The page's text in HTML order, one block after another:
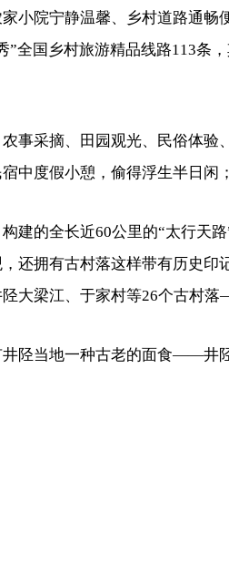
小院宁静温馨、乡村道路通
国乡村旅游精品线路113条
事采摘、田园观光、民俗体
中度假小憩，偷得浮生半日闲
建的全长近60公里的“太行天
还拥有古村落这样带有历史
梁江、于家村等26个古村落
陉当地一种古老的面食——井